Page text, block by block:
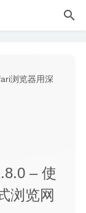
– 使
浏览网
接的数据库管
好用的屏幕录